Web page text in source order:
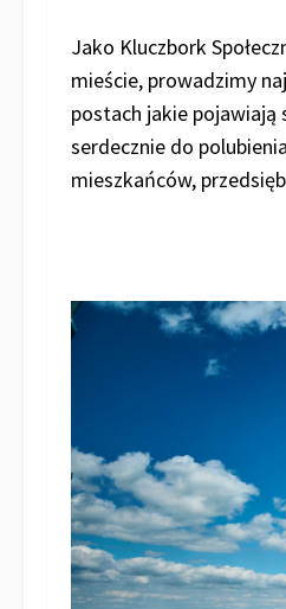
Jako Kluczbork
mieście, prowadzimy
postach jakie pojawiają
serdecznie do
mieszkańców,